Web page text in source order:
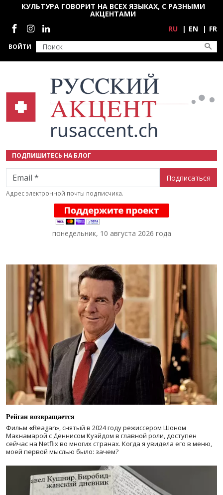
Перейти к основному содержанию
ВОЙТИ
КУЛЬТУРА ГОВОРИТ НА ВСЕХ ЯЗЫКАХ, С РАЗНЫМИ
АКЦЕНТАМИ
Социальные сети
RU EN FR
ПОДПИШИТЕСЬ НА БЛОГ
Email
Адрес электронной почты подписчика.
понедельник, 10 августа 2026 года
Рейган возвращается
Фильм «Reagan», снятый в 2024 годурежиссером Шоном
Макнамарой с Деннисом Куэйдом в главной роли, доступен
сейчас на Netflix во многих странах. Когда я увидела его в меню,
моей первой мыслью было: зачем?